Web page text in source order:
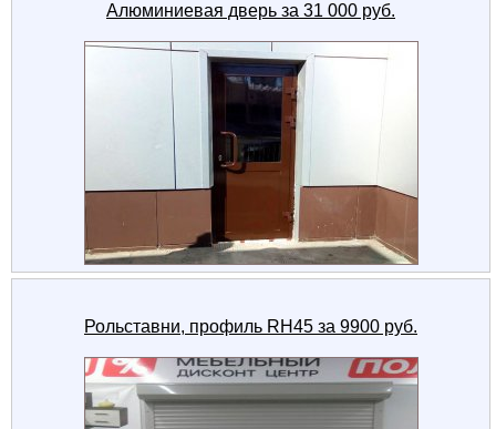
Алюминиевая дверь за 31 000 руб.
Рольставни, профиль RH45 за 9900 руб.